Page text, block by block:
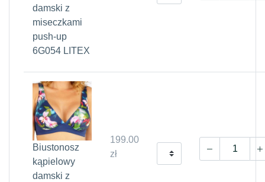
damski z
miseczkami
push-up
6G054 LITEX
Biustonosz
kąpielowy
damski z
199.00
zł